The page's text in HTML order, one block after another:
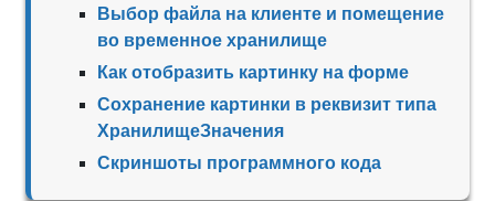
Выбор файла на клиенте и помещение
во временное хранилище
Как отобразить картинку на форме
Сохранение картинки в реквизит типа
ХранилищеЗначения
Скриншоты программного кода